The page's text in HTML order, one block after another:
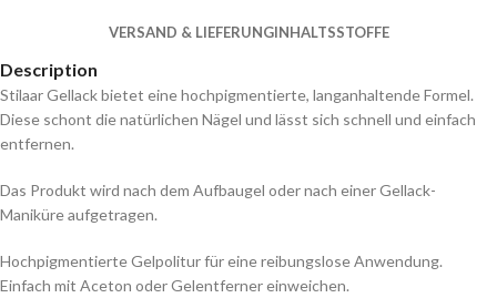
VERSAND & LIEFERUNGINHALTSSTOFFE
Description
Stilaar Gellack bietet eine hochpigmentierte, langanhaltende Formel.
Diese schont die natürlichen Nägel und lässt sich schnell und einfach
entfernen.
Das Produkt wird nach dem Aufbaugel oder nach einer Gellack-
Maniküre aufgetragen.
Hochpigmentierte Gelpolitur für eine reibungslose Anwendung.
Einfach mit Aceton oder Gelentferner einweichen.